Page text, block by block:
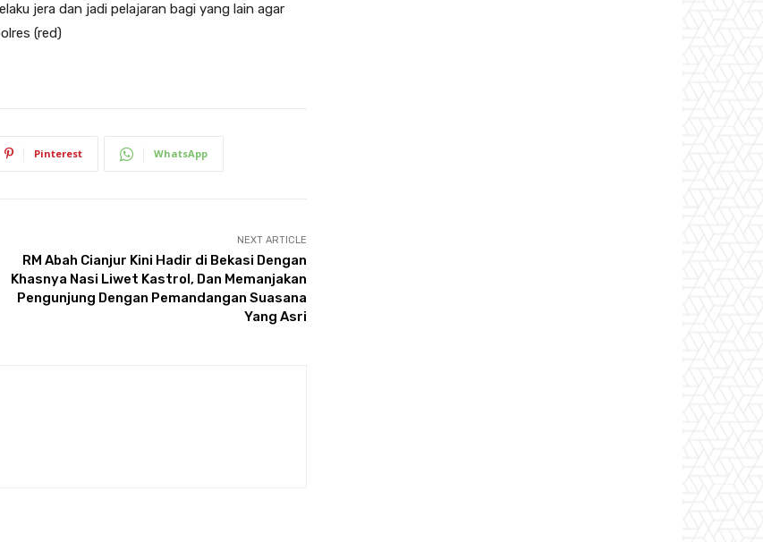
jera dan jadi pelajaran bagi yang lain agar
(red)
Pinterest WhatsApp
NEXT ARTICLE
RM Abah Cianjur Kini Hadir di Bekasi Dengan
Khasnya Nasi Liwet Kastrol, Dan Memanjakan
Pengunjung Dengan Pemandangan Suasana
Yang Asri